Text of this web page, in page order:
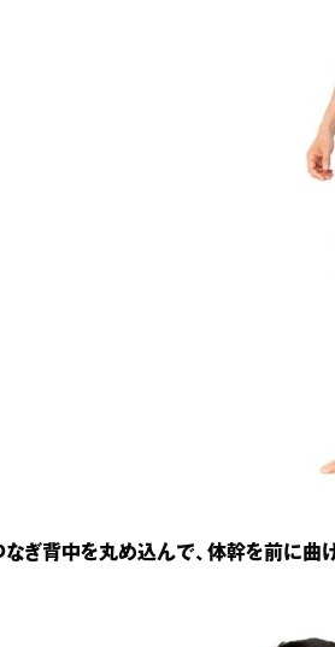
なぎ背中を丸め込んで、体幹を前に曲